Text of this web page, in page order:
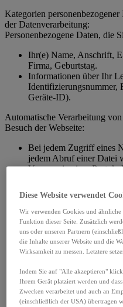
Kategorien
der Datenverarbeitung:
Personenbezogene Daten, die
Ihr(e) Name, Anschrift,
Firma, Geburtstag.
Informationen über Ihr
Identifizierungsnummer,
Geräte-ID).
Automatische Verarbeitung
Besuch der Webseite:
Bei jedem Zugriff eines
jedem Abruf einer Datei
Vorgang in einer
Üblicherweise handelt
bei jedem Aufruf einer
Dateiname der
Rahmen von Eingaben
Queryparameter in der
Dateiname der Seite, von
angefordert wurde
Datum, Uhrzeit und
IP-Adresse des Clients
der Name des Internet-
Diese Website verwendet
Wir verwenden Cookies und
Funktion dieser Seite. Zusätzlich
uns oder unseren Partnern
die Inhalte unserer Website und die
Wirksamkeit zu messen. Letztere
Indem Sie auf "Alle akzeptieren"
Ihrem Gerät platziert werden und
Zwecken verarbeitet und auch an
(einschließlich der USA) übertragen